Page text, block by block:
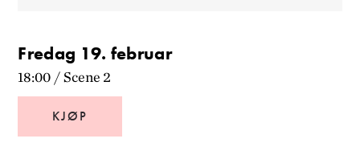
Fredag 19. februar
18:00 / Scene 2
KJØP